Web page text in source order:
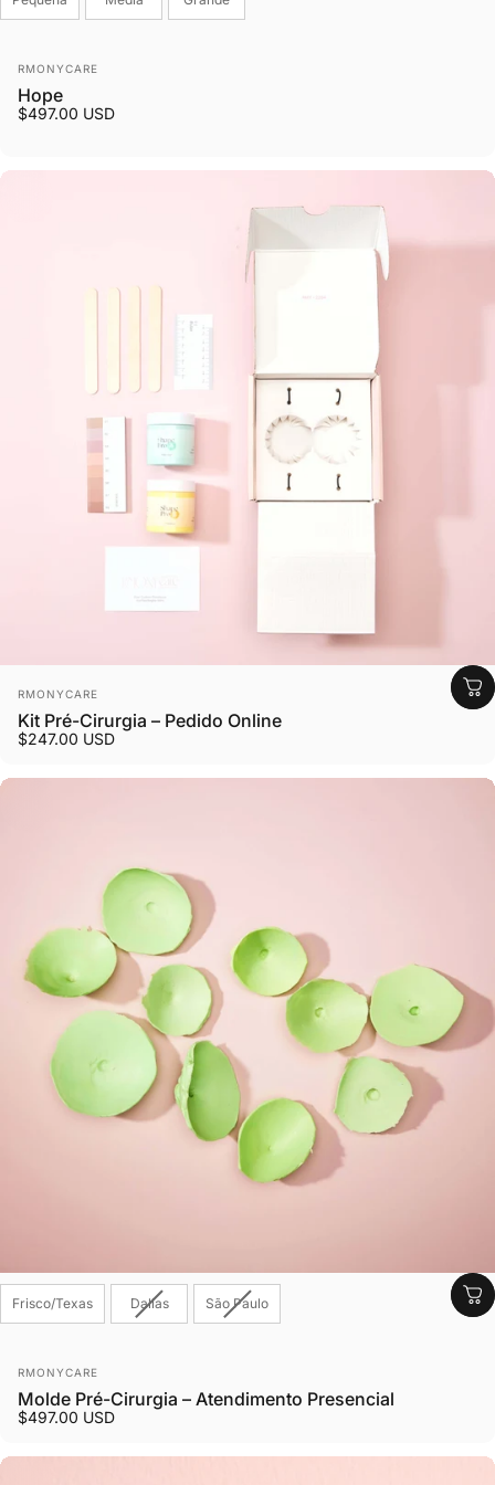
Fornecedor:
RMONYCARE
Hope
$497.00 USD
Fornecedor:
RMONYCARE
Kit Pré-Cirurgia – Pedido Online
$247.00 USD
Locais de Atendimento
Frisco/Texas Dallas São Paulo
Fornecedor:
RMONYCARE
Molde Pré-Cirurgia – Atendimento Presencial
$497.00 USD